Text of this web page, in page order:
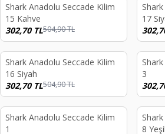
%40
Shark Anadolu Seccade Kilim
15 Kahve
302,70TL504,90TL
%40
17
%40
Shark Anadolu Seccade Kilim
16 Siyah
302,70TL504,90TL
%40
Tükendi
3
%40
Shark Anadolu Seccade Kilim
1
%40
Tükendi
8 Yeşil